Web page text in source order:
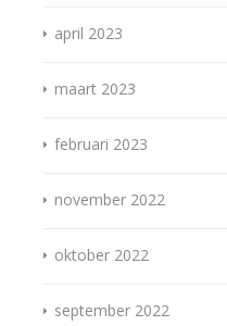
april 2023
maart 2023
februari 2023
november 2022
oktober 2022
september 2022